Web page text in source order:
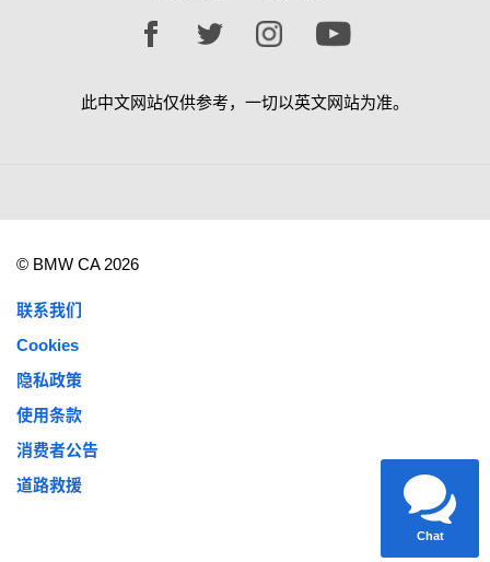
此中文网站仅供参考，一切以英文网站为准。
© BMW CA 2026
联系我们
Cookies
隐私政策
使用条款
消费者公告
道路救援
Chat